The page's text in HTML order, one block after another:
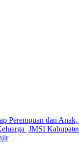
Perempuan dan
JMSI